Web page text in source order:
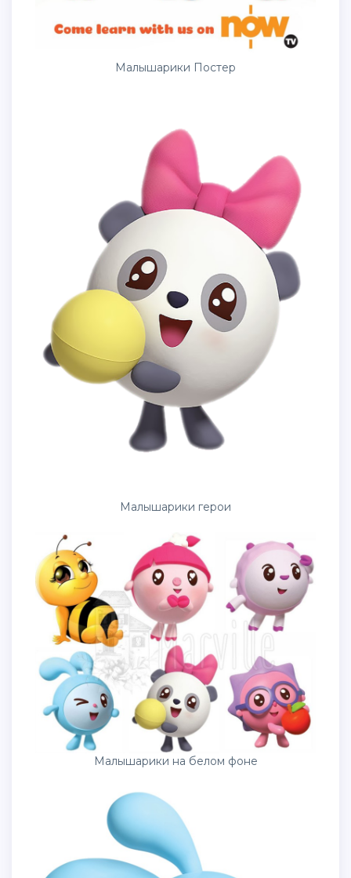
Малышарики Постер
Малышарики герои
Малышарики на белом фоне